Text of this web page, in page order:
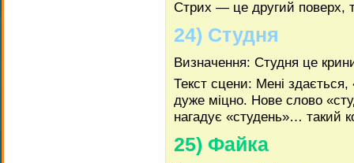
Стрих — це другий поверх,
24) Студня
Визначення: Студня це
Текст сцени: Мені
дуже міцно. Нове слово
нагадує «студень»… такий
25) Файка